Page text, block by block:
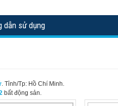
dẫn sử dụng
. Tỉnh/Tp: Hồ Chí Minh.
bất động sản.